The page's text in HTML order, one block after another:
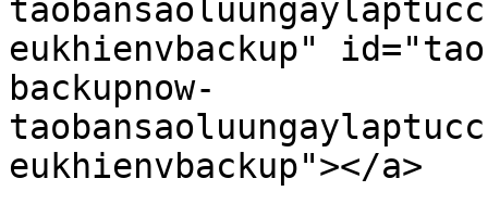
eukhienvbackup"
backupnow-
eukhienvbackup"></a>